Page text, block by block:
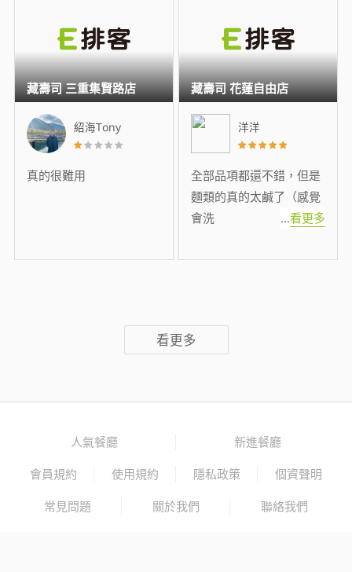
紹海Tony
真的很難用
藏壽司 三重集賢路店
洋洋
全部品項都還不錯，但是
麵類的真的太鹹了（感覺
會洗
...看更多
藏壽司 花蓮自由店
看更多
人氣餐廳 新進餐廳
會員規約 使用規約 隱私政策 個資聲明
常見問題 關於我們 聯絡我們